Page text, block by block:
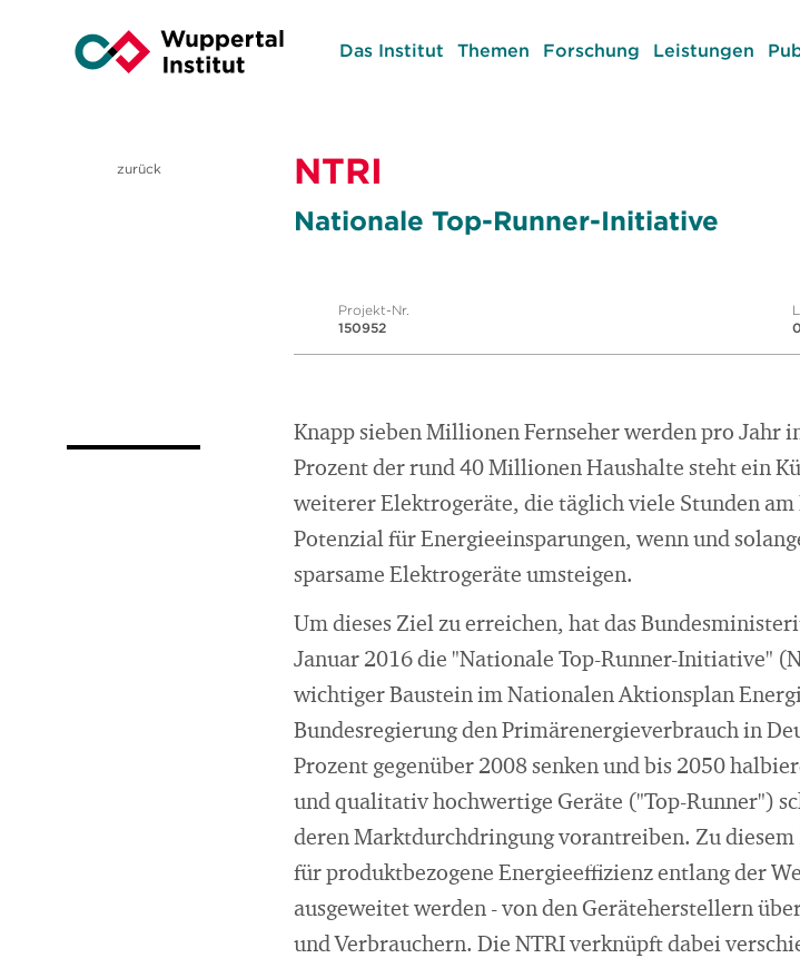
Das Institut Themen Forschung Leistungen
zurück NTRI
Nationale Top-Runner-Initiative
Projekt-Nr.
150952
Knapp sieben Millionen Fernseher werden pro Jahr
Prozent der rund 40 Millionen Haushalte steht ein
weiterer Elektrogeräte, die täglich viele Stunden
Potenzial für Energieeinsparungen, wenn und
sparsame Elektrogeräte umsteigen.
Um dieses Ziel zu erreichen, hat das
Januar 2016 die "Nationale Top-Runner-Initiative"
wichtiger Baustein im Nationalen Aktionsplan
Bundesregierung den Primärenergieverbrauch in
Prozent gegenüber 2008 senken und bis 2050
und qualitativ hochwertige Geräte ("Top-Runner")
deren Marktdurchdringung vorantreiben. Zu
für produktbezogene Energieeffizienz entlang der
ausgeweitet werden - von den Geräteherstellern
und Verbrauchern. Die NTRI verknüpft dabei